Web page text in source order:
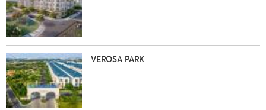
VEROSA PARK